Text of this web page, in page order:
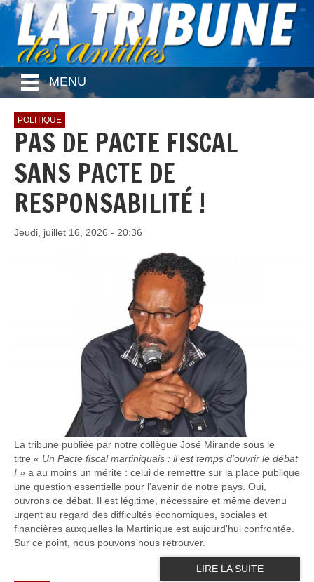
MENU
POLITIQUE
PAS DE PACTE FISCAL
SANS PACTE DE
RESPONSABILITÉ !
Jeudi, juillet 16, 2026 - 20:36
La tribune publiée par notre collègue José Mirande sous le
titre « Un Pacte fiscal martiniquais : il est temps d'ouvrir le débat
! » a au moins un mérite : celui de remettre sur la place publique
une question essentielle pour l'avenir de notre pays. Oui,
ouvrons ce débat. Il est légitime, nécessaire et même devenu
urgent au regard des difficultés économiques, sociales et
financières auxquelles la Martinique est aujourd'hui confrontée.
Sur ce point, nous pouvons nous retrouver.
LIRE LA SUITE